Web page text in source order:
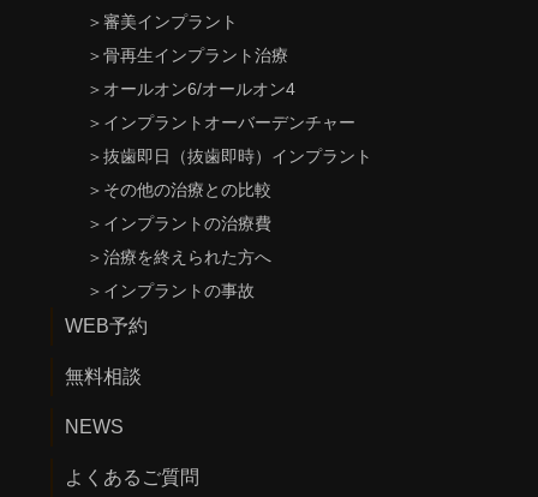
＞審美インプラント
＞骨再生インプラント治療
＞ オールオン6/オールオン4
＞ インプラントオーバーデンチャー
＞抜歯即日（抜歯即時）インプラント
＞ その他の治療との比較
＞ インプラントの治療費
＞治療を終えられた方へ
＞ インプラントの事故
WEB予約
無料相談
NEWS
よくあるご質問